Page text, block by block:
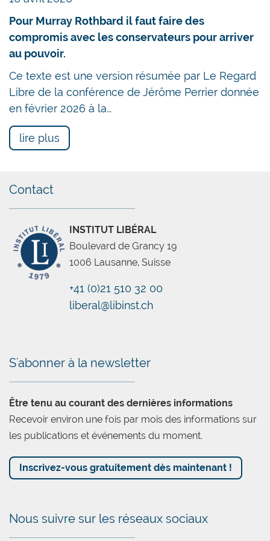
Chatbot
Pour Murray Rothbard il faut faire des
compromis avec les conservateurs pour arriver
au pouvoir.
Ce texte est une version résumée par Le Regard
Libre de la conférence de Jérôme Perrier donnée
en février 2026 à la…
lire plus
Contact
INSTITUT LIBÉRAL
Boulevard de Grancy 19
1006 Lausanne, Suisse
+41 (0)21 510 32 00
liberal@libinst.ch
S'abonner à la newsletter
Être tenu au courant des dernières informations
Recevoir environ une fois par mois des informations sur
les publications et événements du moment.
Inscrivez-vous gratuitement dès maintenant !
Nous suivre sur les réseaux sociaux